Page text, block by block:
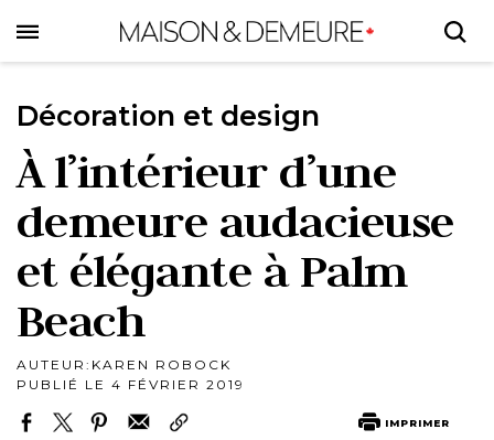
to
main
content
Décoration et design
À l’intérieur d’une
demeure audacieuse
et élégante à Palm
Beach
AUTEUR: KAREN ROBOCK
PUBLIÉ LE 4 FÉVRIER 2019
IMPRIMER